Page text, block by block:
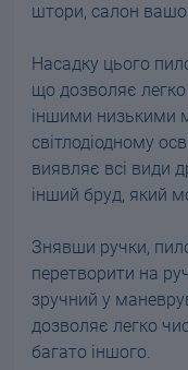
штори, салон
Насадку цього
що дозволяє
іншими низькими
світлодіодному
виявляє всі види
інший бруд, який
Знявши ручки,
перетворити на
зручний у
дозволяє легко
багато іншого.